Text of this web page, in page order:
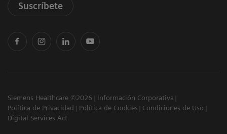
Suscríbete
Siemens Healthcare ©2026
Información Corporativa
Política de Privacidad
Política de Cookies
Condiciones de Uso
Digital Services Act